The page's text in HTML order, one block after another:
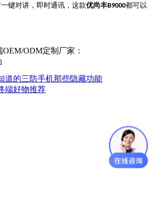
键对讲，即时通讯，这款优尚丰B9000都可以
ODM定制厂家：
道的三防手机那些隐藏功能
端好物推荐